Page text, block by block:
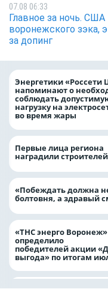
07.08 06:33
Главное за ночь.
воронежского зэка,
за допинг
Энергетики «Россети
напоминают о
соблюдать
нагрузку на
во время жары
Первые лица региона
наградили
«Побеждать должна
болтовня, а здравый
«ТНС энерго Воронеж»
определило
победителей акции
выгода» по итогам